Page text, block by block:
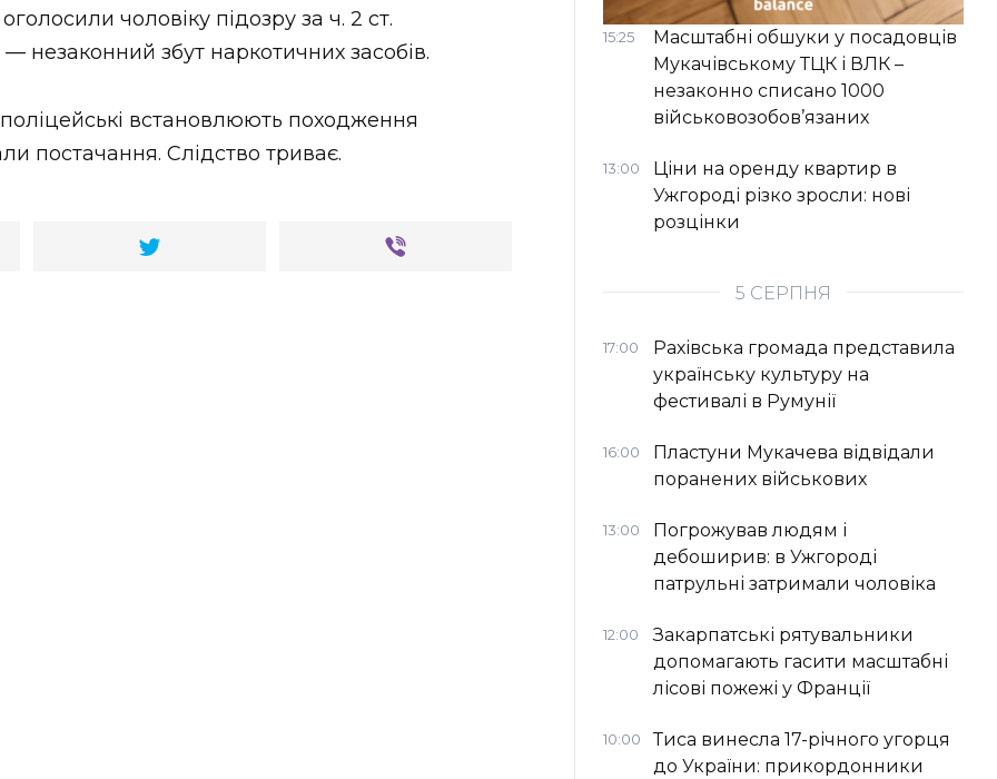
чоловіку підозру за ч. 2 ст.
незаконний збут наркотичних засобів.
встановлюють походження
постачання. Слідство триває.
15:25
Масштабні обшуки у посадовців
Мукачівському ТЦК і ВЛК –
незаконно списано 1000
військовозобов’язаних
13:00
Ціни на оренду квартир в
Ужгороді різко зросли: нові
розцінки
5 СЕРПНЯ
17:00
Рахівська громада представила
українську культуру на
фестивалі в Румунії
16:00
Пластуни Мукачева відвідали
поранених військових
13:00
Погрожував людям і
дебоширив: в Ужгороді
патрульні затримали чоловіка
12:00
Закарпатські рятувальники
допомагають гасити масштабні
лісові пожежі у Франції
10:00
Тиса винесла 17-річного угорця
до України: прикордонники